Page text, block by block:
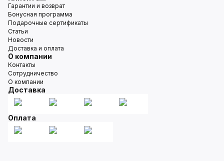
Гарантии и возврат
Бонусная программа
Подарочные сертификаты
Статьи
Новости
Доставка и оплата
О компании
Контакты
Сотрудничество
О компании
Доставка
Оплата